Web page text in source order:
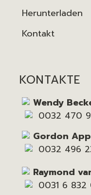
Herunterladen
Kontakt
KONTAKTE
Wendy
0032 470
Gordon
0032 496
Raymond
0031 6 832